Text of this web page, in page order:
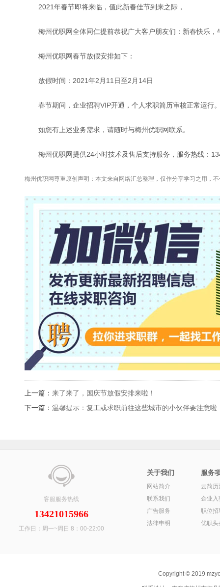
2021年春节即将来临，值此新春佳节到来之际，
梅州优职网全体同仁提前恭祝广大客户朋友们：新春快乐，
梅州优职网春节放假安排如下：
放假时间：2021年2月11日至2月14日
春节期间，企业招聘VIP开通，个人求职简历审核正常运行
如您有上述业务需求，请随时与梅州优职网联系。
梅州优职网提供24小时技术及售后支持服务，服务热线：
梅州优职网尊重原创声明：本文来自网络汇总整理，仅作分享学习之用，
上一篇： 来了来了，国庆节放假安排来啦！
下一篇： 温馨提示：复工或求职前往这些城市的小伙伴要注意啦
客服服务热线
13421015966
工作日：周一~周日 8：00-22:00
关于我们
网站简介
联系我们
广告服务
法律申明
服务
云简历
企业入
职位招
优职头
Copyright © 2019